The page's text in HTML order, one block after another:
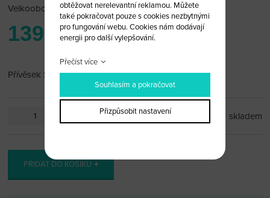
Velkoobchodní cena: po přihlášení
139 Kč
Přívěsek Scania
skladem
PŘIDAT DO KOŠÍKU
obtěžovat nerelevantní reklamou. Můžete
také pokračovat pouze s cookies nezbytnými
pro fungování webu. Cookies nám dodávají
energii pro další vylepšování.
Přečíst více
Souhlasím a pokračovat
Přizpůsobit nastavení